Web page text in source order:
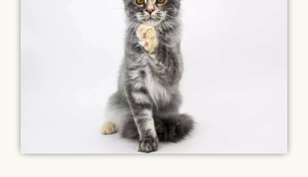
Maine Coon Kastraten
Katzenblog
Über uns
Suche
nach: